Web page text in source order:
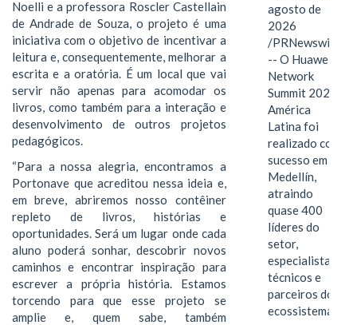
Noelli e a professora Roscler Castellain
de Andrade de Souza, o projeto é uma
iniciativa com o objetivo de incentivar a
leitura e, consequentemente, melhorar a
escrita e a oratória. É um local que vai
servir não apenas para acomodar os
livros, como também para a interação e
desenvolvimento de outros projetos
pedagógicos.
“Para a nossa alegria, encontramos a
Portonave que acreditou nessa ideia e,
em breve, abriremos nosso contêiner
repleto de livros, histórias e
oportunidades. Será um lugar onde cada
aluno poderá sonhar, descobrir novos
caminhos e encontrar inspiração para
escrever a própria história. Estamos
torcendo para que esse projeto se
amplie e, quem sabe, também
agosto de
2026
/PRNewswire/
-- O Huawei
Network
Summit 2026
América
Latina foi
realizado com
sucesso em
Medellín,
atraindo
quase 400
líderes do
setor,
especialistas
técnicos e
parceiros do
ecossistema.…